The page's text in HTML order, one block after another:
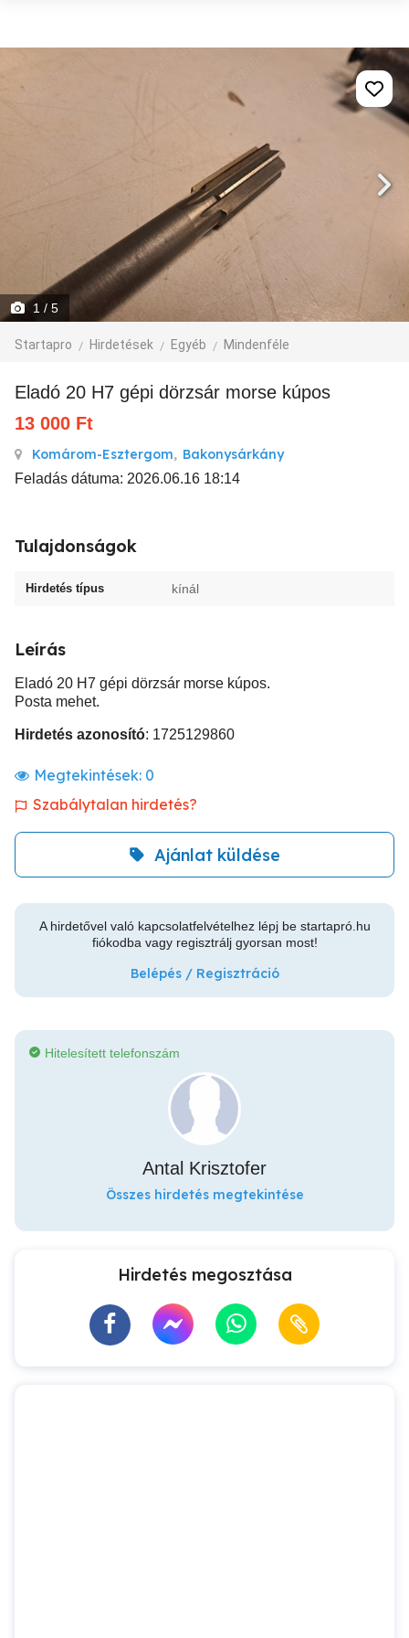
1 / 5
Startapro Hirdetések Egyéb Mindenféle
Eladó 20 H7 gépi dörzsár morse kúpos
13 000 Ft
Komárom-Esztergom, Bakonysárkány
Feladás dátuma: 2026.06.16 18:14
Tulajdonságok
Hirdetés típus kínál
Leírás
Eladó 20 H7 gépi dörzsár morse kúpos.
Posta mehet.
Hirdetés azonosító: 1725129860
Megtekintések: 0
Szabálytalan hirdetés?
Ajánlat küldése
A hirdetővel való kapcsolatfelvételhez lépj be startapró.hu
fiókodba vagy regisztrálj gyorsan most!
Belépés / Regisztráció
Hitelesített telefonszám
Antal Krisztofer
Összes hirdetés megtekintése
Hirdetés megosztása